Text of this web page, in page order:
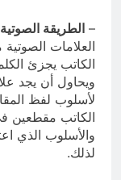
– الطريقة
العلامات
الكاتب يجزئ
ويحاول أن يجد
لأسلوب لفظ
الكاتب مقطعين
والأسلوب الذي
لذلك.